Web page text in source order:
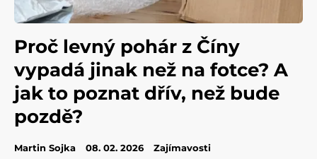
Proč levný pohár z Číny
vypadá jinak než na fotce? A
jak to poznat dřív, než bude
pozdě?
Martin Sojka 08. 02. 2026 Zajímavosti